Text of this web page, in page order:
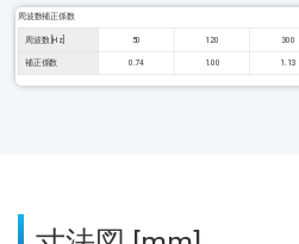
周波数補正係数
周波数 [Hz] 50 120 300
補正係数 0.74 1.00 1.13